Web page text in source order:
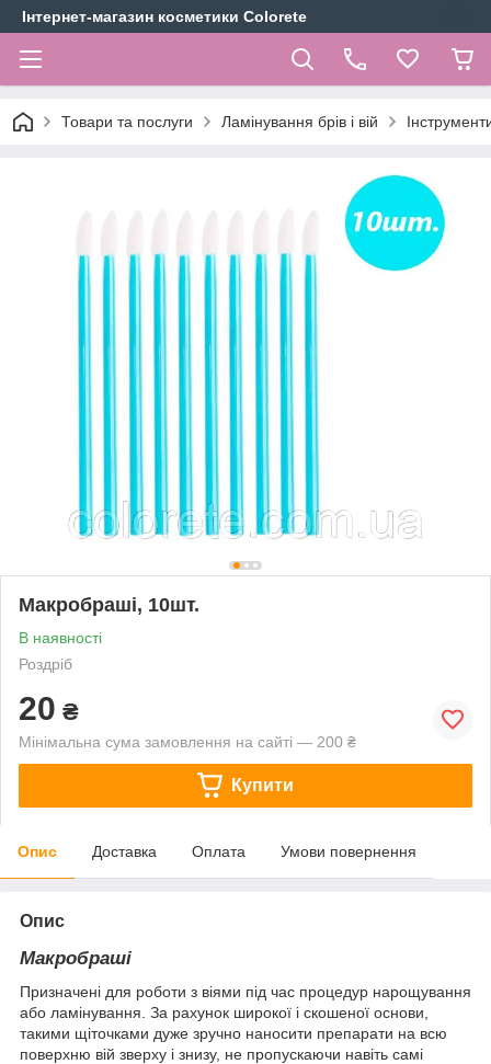
Інтернет-магазин косметики Colorete
Товари та послуги Ламінування брів і вій
Макробраші, 10шт.
В наявності
Роздріб
20 ₴
Мінімальна сума замовлення на сайті — 200 ₴
Купити
Опис Доставка Оплата Умови повернення
Опис
Макробраші
Призначені для роботи з віями під час процедур нарощування
або ламінування. За рахунок широкої і скошеної основи,
такими щіточками дуже зручно наносити препарати на всю
поверхню вій зверху і знизу, не пропускаючи навіть самі